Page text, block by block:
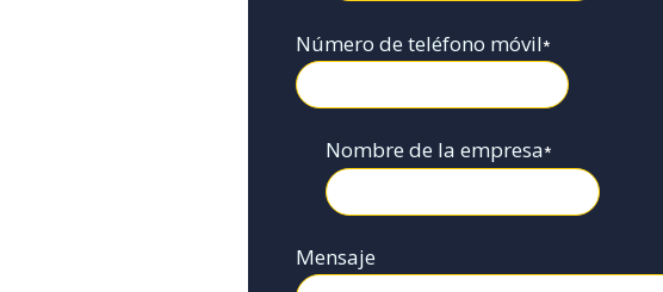
Número de teléfono móvil*
Nombre de la empresa*
Mensaje